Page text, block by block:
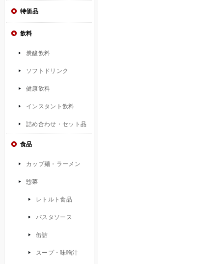
特価品
飲料
炭酸飲料
ソフトドリンク
健康飲料
インスタント飲料
詰め合わせ・セット品
食品
カップ麺・ラーメン
惣菜
レトルト食品
パスタソース
缶詰
スープ・味噌汁